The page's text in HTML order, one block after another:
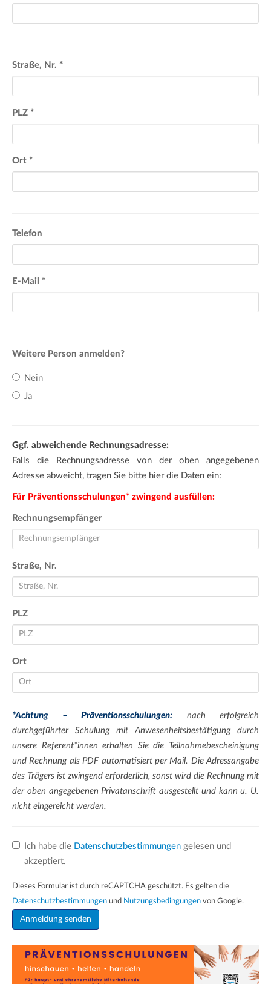
Straße, Nr. *
PLZ *
Ort *
Telefon
E-Mail *
Weitere Person anmelden?
Nein
Ja
Ggf. abweichende Rechnungsadresse:
Falls die Rechnungsadresse von der oben angegebenen
Adresse abweicht, tragen Sie bitte hier die Daten ein:
Für Präventionsschulungen* zwingend ausfüllen:
Rechnungsempfänger
Straße, Nr.
PLZ
Ort
*Achtung – Präventionsschulungen: nach erfolgreich
durchgeführter Schulung mit Anwesenheitsbestätigung durch
unsere Referent*innen erhalten Sie die Teilnahmebescheinigung
und Rechnung als PDF automatisiert per Mail. Die Adressangabe
des Trägers ist zwingend erforderlich, sonst wird die Rechnung mit
der oben angegebenen Privatanschrift ausgestellt und kann u. U.
nicht eingereicht werden.
Ich habe die Datenschutzbestimmungen gelesen und
akzeptiert.
Dieses Formular ist durch reCAPTCHA geschützt. Es gelten die
Datenschutzbestimmungen und Nutzungsbedingungen von Google.